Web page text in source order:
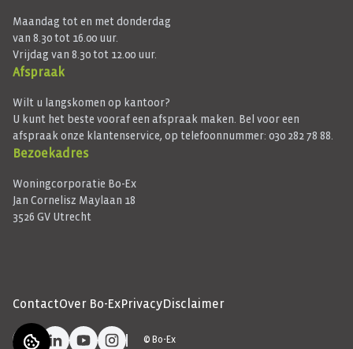
Maandag tot en met donderdag
van 8.30 tot 16.00 uur.
Vrijdag van 8.30 tot 12.00 uur.
Afspraak
Wilt u langskomen op kantoor?
U kunt het beste vooraf een afspraak maken. Bel voor een
afspraak onze klantenservice, op telefoonnummer: 030 282 78 88.
Bezoekadres
Woningcorporatie Bo-Ex
Jan Cornelisz Maylaan 18
3526 GV Utrecht
ContactOver Bo-ExPrivacyDisclaimer
Facebook
LinkedInYouTubeInstagram
© Bo-Ex